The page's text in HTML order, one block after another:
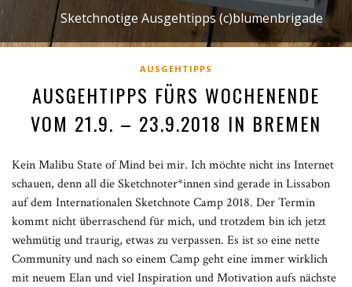
Sketchnotige Ausgehtipps (c)blumenbrigade
AUSGEHTIPPS
AUSGEHTIPPS FÜRS WOCHENENDE
VOM 21.9. – 23.9.2018 IN BREMEN
Kein Malibu State of Mind bei mir. Ich möchte nicht ins Internet
schauen, denn all die Sketchnoter*innen sind gerade in Lissabon
auf dem Internationalen Sketchnote Camp 2018. Der Termin
kommt nicht überraschend für mich, und trotzdem bin ich jetzt
wehmütig und traurig, etwas zu verpassen. Es ist so eine nette
Community und nach so einem Camp geht eine immer wirklich
mit neuem Elan und viel Inspiration und Motivation aufs nächste